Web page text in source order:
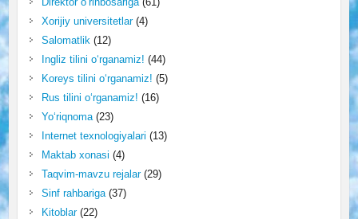
Xorijiy universitetlar(4)
Salomatlik(12)
Ingliz tilini o‘rganamiz! (44)
Koreys tilini o‘rganamiz! (5)
Rus tilini o‘rganamiz! (16)
Yo‘riqnoma(23)
Internet texnologiyalari (13)
Maktab xonasi (4)
Taqvim-mavzu rejalar(29)
Sinf rahbariga(37)
Kitoblar(22)